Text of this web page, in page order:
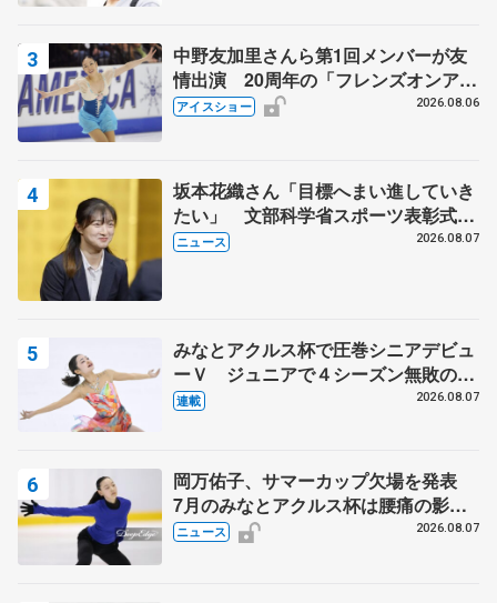
中野友加里さんら第1回メンバーが友
情出演 20周年の「フレンズオンアイ
ス」 宮本賢二さん、有川梨絵さん、
アイスショー 2026.08.06
坂本花織さん「目標へまい進していき
たい」 文部科学省スポーツ表彰式で
代表謝辞
ニュース 2026.08.07
みなとアクルス杯で圧巻シニアデビュ
ーＶ ジュニアで４シーズン無敗の島
田麻央
連載 2026.08.07
岡万佑子、サマーカップ欠場を発表
7月のみなとアクルス杯は腰痛の影響
で
ニュース 2026.08.07